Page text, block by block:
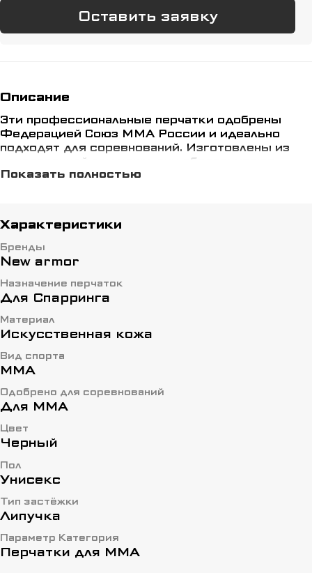
Оставить заявку
Описание
Эти профессиональные перчатки одобрены
Федерацией Союз ММА России и идеально
подходят для соревнований. Изготовлены из
качественной зам кожи, они обеспечивают
надежную защиту рук во время отработки
современный вид.
Показать полностью
Характеристики
Бренды
New armor
Назначение перчаток
Для Спарринга
Материал
Искусственная кожа
Вид спорта
ММА
Одобрено для соревнований
Для ММА
Цвет
Черный
Пол
Унисекс
Тип застёжки
Липучка
Параметр Категория
Перчатки для ММА